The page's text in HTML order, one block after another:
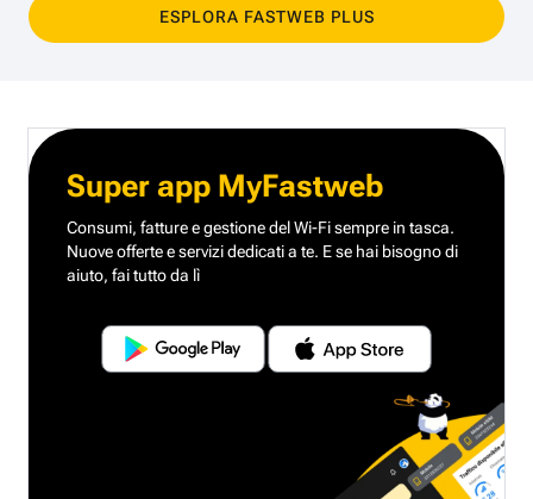
ESPLORA FASTWEB PLUS
Super app MyFastweb
Consumi, fatture e gestione del Wi-Fi sempre in tasca.
Nuove offerte e servizi dedicati a te. E se hai bisogno di
aiuto, fai tutto da lì